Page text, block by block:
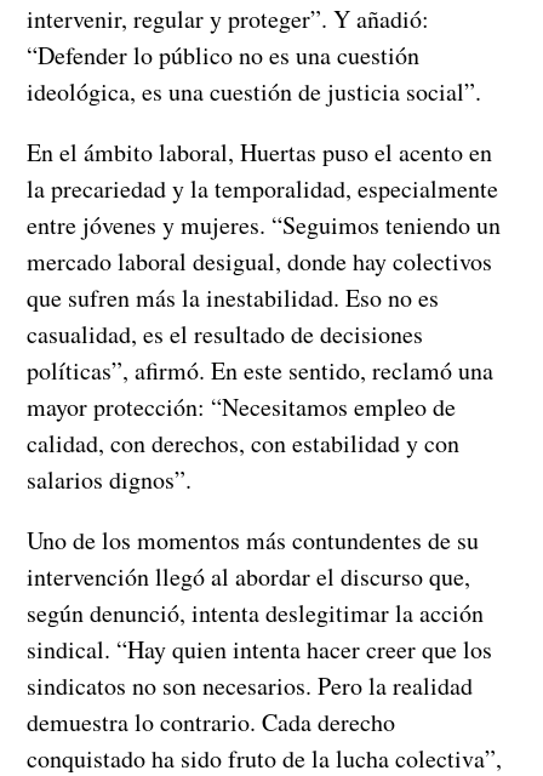
intervenir, regular y proteger”. Y añadió:
“Defender lo público no es una cuestión
ideológica, es una cuestión de justicia social”.
En el ámbito laboral, Huertas puso el acento en
la precariedad y la temporalidad, especialmente
entre jóvenes y mujeres. “Seguimos teniendo un
mercado laboral desigual, donde hay colectivos
que sufren más la inestabilidad. Eso no es
casualidad, es el resultado de decisiones
políticas”, afirmó. En este sentido, reclamó una
mayor protección: “Necesitamos empleo de
calidad, con derechos, con estabilidad y con
salarios dignos”.
Uno de los momentos más contundentes de su
intervención llegó al abordar el discurso que,
según denunció, intenta deslegitimar la acción
sindical. “Hay quien intenta hacer creer que los
sindicatos no son necesarios. Pero la realidad
demuestra lo contrario. Cada derecho
conquistado ha sido fruto de la lucha colectiva”,